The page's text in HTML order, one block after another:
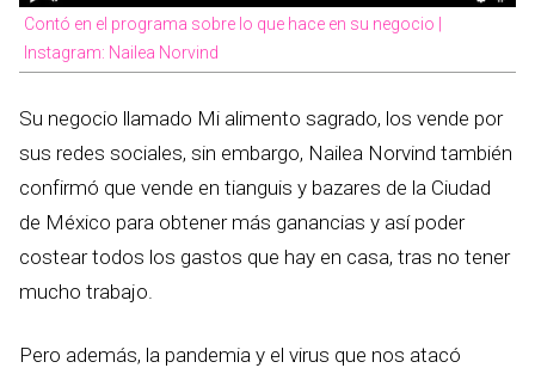
Contó en el programa sobre lo que hace en su negocio |
Instagram: Nailea Norvind
Su negocio llamado Mi alimento sagrado, los vende por
sus redes sociales, sin embargo, Nailea Norvind también
confirmó que vende en tianguis y bazares de la Ciudad
de México para obtener más ganancias y así poder
costear todos los gastos que hay en casa, tras no tener
mucho trabajo.
Pero además, la pandemia y el virus que nos atacó